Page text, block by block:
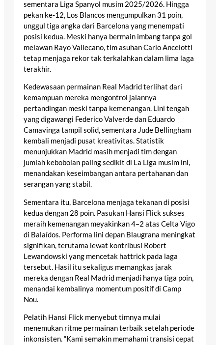
sementara Liga Spanyol musim 2025/2026. Hingga
pekan ke-12, Los Blancos mengumpulkan 31 poin,
unggul tiga angka dari Barcelona yang menempati
posisi kedua. Meski hanya bermain imbang tanpa gol
melawan Rayo Vallecano, tim asuhan Carlo Ancelotti
tetap menjaga rekor tak terkalahkan dalam lima laga
terakhir.
Kedewasaan permainan Real Madrid terlihat dari
kemampuan mereka mengontrol jalannya
pertandingan meski tanpa kemenangan. Lini tengah
yang digawangi Federico Valverde dan Eduardo
Camavinga tampil solid, sementara Jude Bellingham
kembali menjadi pusat kreativitas. Statistik
menunjukkan Madrid masih menjadi tim dengan
jumlah kebobolan paling sedikit di La Liga musim ini,
menandakan keseimbangan antara pertahanan dan
serangan yang stabil.
Sementara itu, Barcelona menjaga tekanan di posisi
kedua dengan 28 poin. Pasukan Hansi Flick sukses
meraih kemenangan meyakinkan 4–2 atas Celta Vigo
di Balaídos. Performa lini depan Blaugrana meningkat
signifikan, terutama lewat kontribusi Robert
Lewandowski yang mencetak hattrick pada laga
tersebut. Hasil itu sekaligus memangkas jarak
mereka dengan Real Madrid menjadi hanya tiga poin,
menandai kembalinya momentum positif di Camp
Nou.
Pelatih Hansi Flick menyebut timnya mulai
menemukan ritme permainan terbaik setelah periode
inkonsisten. “Kami semakin memahami transisi cepat